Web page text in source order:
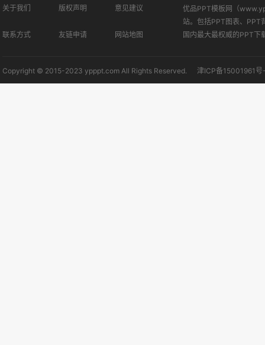
关于我们 版权声明 意见建议
联系方式 友链申请 网站地图
优品PPT模板网（
站。包括PPT图表、PPT
国内最大最权威的PPT下
Copyright © 2015-2023 ypppt.com All Rights Reserved. 津ICP备15001961号